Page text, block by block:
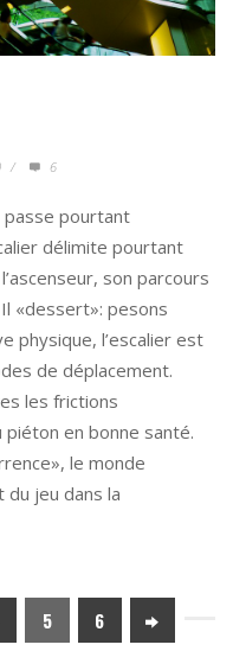
/ 6
passe pourtant
délimite pourtant
son parcours
«dessert»: pesons
physique, l’escalier est
de déplacement.
les frictions
piéton en bonne santé.
le monde
jeu dans la
5 6